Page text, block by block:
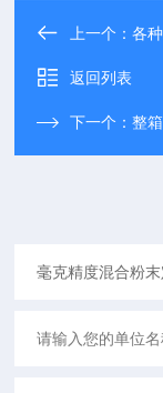
上一个：各
返回列表
下一个：整